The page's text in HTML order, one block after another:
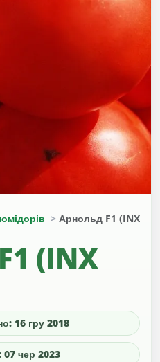
Арнольд F1 (INX
(INX
16 гру 2018
чер 2023